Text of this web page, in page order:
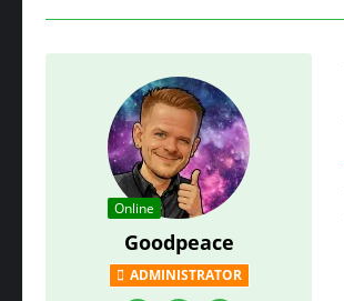
Online
Goodpeace
ADMINISTRATOR